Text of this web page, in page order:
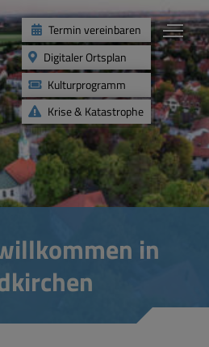
Termin vereinbaren
Digitaler Ortsplan
Kulturprogramm
Krise & Katastrophe
in